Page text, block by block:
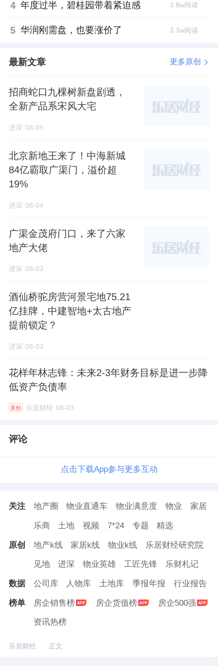
4 年度过半，碧桂园带着紧迫感 3.8w阅读
5 华润刚需盘，也要涨价了 3.3w阅读
最新文章 更多原创
招商蛇口九棵树新盘剧透，
全新产品系宋风大宅
进深 08-05
北京新地王来了！中海新城
84亿霸取广渠门，溢价超
19%
进深 08-04
广渠金茂府门口，来了六家
地产大佬
进深 08-03
酒仙桥驼房营河景宅地75.21
亿挂牌，中建智地+太古地产
提前锁定？
进深 08-03
花样年林志锋：未来2-3年财务目标是进一步降
低资产负债率
原创 乐居财经 08-03
评论
点击下载App参与更多互动
关注 地产圈 物业直通车 物业满意度 物业 家居
乐商 土地 视频 7*24 专题 精选
原创 地产k线 家居k线 物业k线 乐居财经研究院
见地 进深 物业英雄 工匠先锋 乐财札记
数据 公司库 人物库 土地库 季报年报 行业报告
榜单 房企销售榜 房企货值榜 房企500强
资讯热榜
乐居财经 正文